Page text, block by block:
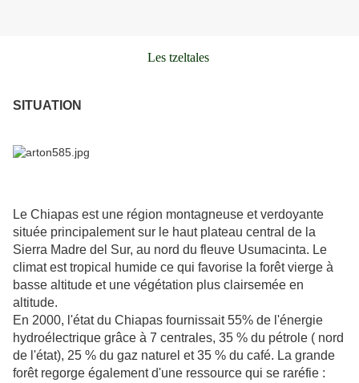
Les tzeltales
SITUATION
Le Chiapas est une région montagneuse et verdoyante
située principalement sur le haut plateau central de la
Sierra Madre del Sur, au nord du fleuve Usumacinta. Le
climat est tropical humide ce qui favorise la forêt vierge à
basse altitude et une végétation plus clairsemée en
altitude.
En 2000, l'état du Chiapas fournissait 55% de l'énergie
hydroélectrique grâce à 7 centrales, 35 % du pétrole ( nord
de l'état), 25 % du gaz naturel et 35 % du café. La grande
forêt regorge également d'une ressource qui se raréfie :